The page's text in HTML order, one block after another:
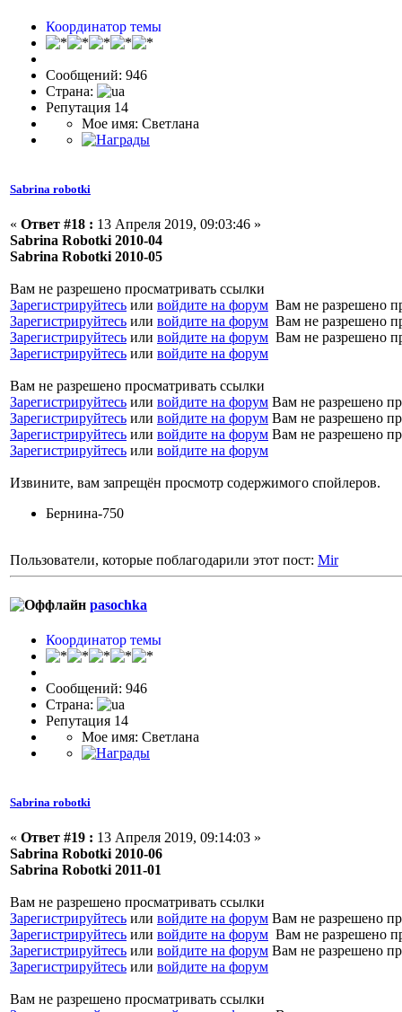
Координатор темы
Сообщений: 946
Страна:
Репутация 14
Мое имя: Светлана
Sabrina robotki
« Ответ #18 : 13 Апреля 2019, 09:03:46 »
Sabrina Robotki 2010-04
Sabrina Robotki 2010-05
Вам не разрешено просматривать ссылки
Зарегистрируйтесь или войдите на форум Вам не разрешено
Зарегистрируйтесь или войдите на форум Вам не разрешено
Зарегистрируйтесь или войдите на форум Вам не разрешено
Зарегистрируйтесь или войдите на форум
Вам не разрешено просматривать ссылки
Зарегистрируйтесь или войдите на форум Вам не разрешено
Зарегистрируйтесь или войдите на форум Вам не разрешено
Зарегистрируйтесь или войдите на форум Вам не разрешено
Зарегистрируйтесь или войдите на форум
Извините, вам запрещён просмотр содержимого спойлеров.
Бернина-750
Пользователи, которые поблагодарили этот пост: Mir
pasochka
Координатор темы
Сообщений: 946
Страна:
Репутация 14
Мое имя: Светлана
Sabrina robotki
« Ответ #19 : 13 Апреля 2019, 09:14:03 »
Sabrina Robotki 2010-06
Sabrina Robotki 2011-01
Вам не разрешено просматривать ссылки
Зарегистрируйтесь или войдите на форум Вам не разрешено
Зарегистрируйтесь или войдите на форум Вам не разрешено
Зарегистрируйтесь или войдите на форум Вам не разрешено
Зарегистрируйтесь или войдите на форум
Вам не разрешено просматривать ссылки